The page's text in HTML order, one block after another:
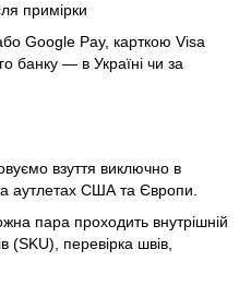
примірки
Google Pay, карткою Visa
банку — в Україні чи за
взуття виключно в
аутлетах США та Європи.
пара проходить внутрішній
(SKU), перевірка швів,